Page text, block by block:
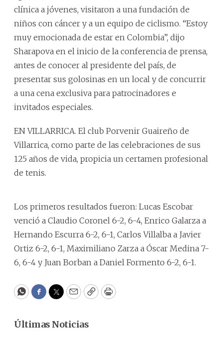
clínica a jóvenes, visitaron a una fundación de
niños con cáncer y a un equipo de ciclismo. “Estoy
muy emocionada de estar en Colombia”, dijo
Sharapova en el inicio de la conferencia de prensa,
antes de conocer al presidente del país, de
presentar sus golosinas en un local y de concurrir
a una cena exclusiva para patrocinadores e
invitados especiales.
EN VILLARRICA. El club Porvenir Guaireño de
Villarrica, como parte de las celebraciones de sus
125 años de vida, propicia un certamen profesional
de tenis.
Los primeros resultados fueron: Lucas Escobar
venció a Claudio Coronel 6-2, 6-4, Enrico Galarza a
Hernando Escurra 6-2, 6-1, Carlos Villalba a Javier
Ortiz 6-2, 6-1, Maximiliano Zarza a Óscar Medina 7-
6, 6-4 y Juan Borban a Daniel Formento 6-2, 6-1.
WhatsApp
Facebook
Twitter
EmailCopyPrint
Últimas Noticias